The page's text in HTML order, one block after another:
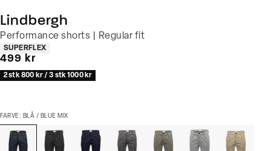
Lindbergh
Performance shorts | Regular fit
Produkt egenskaber
SUPERFLEX
I alt (inkl. rabat)
499 kr
2 stk 800 kr / 3 stk 1000 kr
FARVE: BLÅ / BLUE MIX